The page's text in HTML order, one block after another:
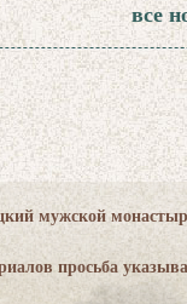
все
мужской
просьба